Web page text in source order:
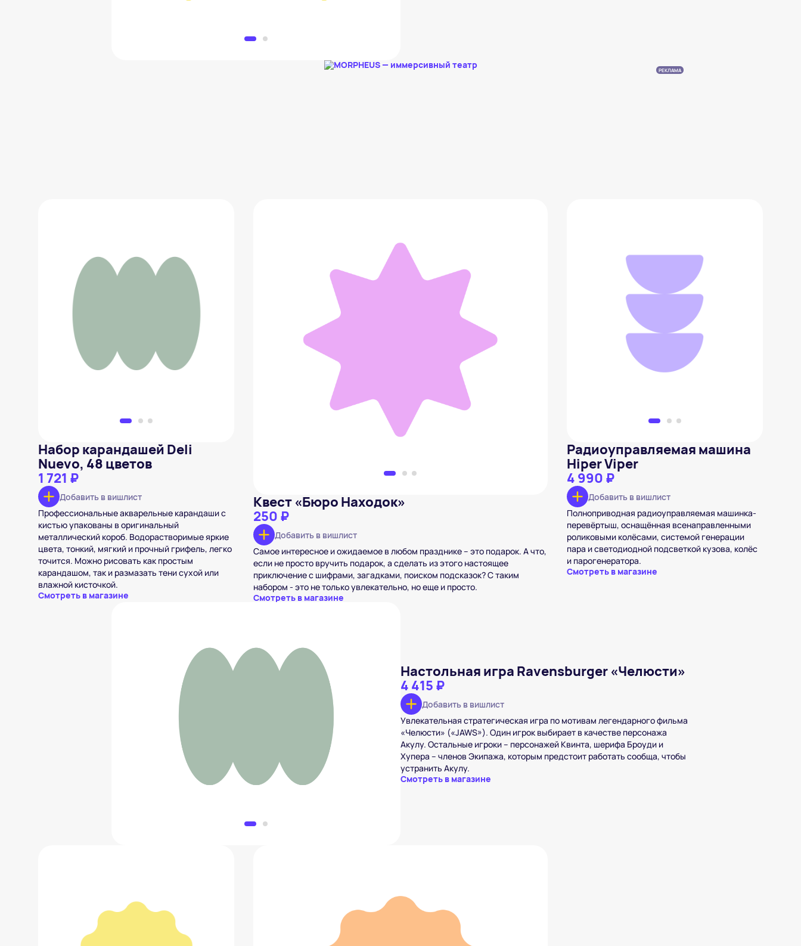
РЕКЛАМА
Добавить в вишлист
Набор карандашей Deli
Nuevo, 48 цветов
1 721 ₽
Добавить в вишлист
Профессиональные акварельные карандаши с
кистью упакованы в оригинальный
металлический короб. Водорастворимые яркие
цвета, тонкий, мягкий и прочный грифель, легко
точится. Можно рисовать как простым
карандашом, так и размазать тени сухой или
влажной кисточкой.
Смотреть в магазине
Квест «Бюро Находок»
250 ₽
Добавить в вишлист
Самое интересное и ожидаемое в любом празднике – это подарок. А что,
если не просто вручить подарок, а сделать из этого настоящее
приключение с шифрами, загадками, поиском подсказок? С таким
набором - это не только увлекательно, но еще и просто.
Смотреть в магазине
Радиоуправляемая машина Hiper
4 990 ₽
Добавить в вишлист
Радиоуправляемая машина
Hiper Viper
4 990 ₽
Добавить в вишлист
Полноприводная радиоуправляемая машинка-
перевёртыш, оснащённая всенаправленными
роликовыми колёсами, системой генерации
пара и светодиодной подсветкой кузова, колёс
и парогенератора.
Смотреть в магазине
Настольная игра Ravensburger «Челюсти»
4 415 ₽
Добавить в вишлист
Увлекательная стратегическая игра по мотивам легендарного фильма
«Челюсти» («JAWS»). Один игрок выбирает в качестве персонажа
Акулу. Остальные игроки – персонажей Квинта, шерифа Броуди и
Хупера – членов Экипажа, которым предстоит работать сообща, чтобы
устранить Акулу.
Смотреть в магазине